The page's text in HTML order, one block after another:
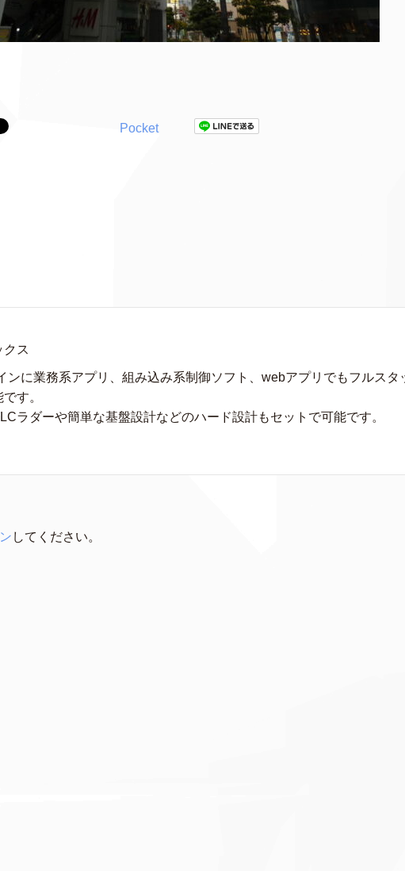
Pocket
クス
ンに業務系アプリ、組み込み系制御ソフト、webアプリでもフルスタ
す。
ラダーや簡単な基盤設計などのハード設計もセットで可能です。
してください。